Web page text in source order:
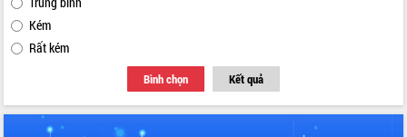
Kém
Rất kém
Bình chọn Kết quả